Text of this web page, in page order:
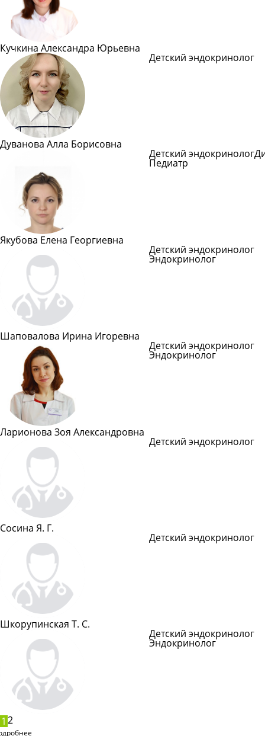
Кучкина Александра Юрьевна
Детский эндокринолог
Дуванова Алла Борисовна
Детский эндокринолог
Педиатр
Якубова Елена Георгиевна
Детский эндокринолог
Эндокринолог
Шаповалова Ирина Игоревна
Детский эндокринолог
Эндокринолог
Ларионова Зоя Александровна
Детский эндокринолог
Сосина Я. Г.
Детский эндокринолог
Шкорупинская Т. С.
Детский эндокринолог
Эндокринолог
1 2